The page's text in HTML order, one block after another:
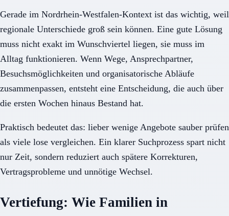
Gerade im Nordrhein-Westfalen-Kontext ist das wichtig, weil
regionale Unterschiede groß sein können. Eine gute Lösung
muss nicht exakt im Wunschviertel liegen, sie muss im
Alltag funktionieren. Wenn Wege, Ansprechpartner,
Besuchsmöglichkeiten und organisatorische Abläufe
zusammenpassen, entsteht eine Entscheidung, die auch über
die ersten Wochen hinaus Bestand hat.
Praktisch bedeutet das: lieber wenige Angebote sauber prüfen
als viele lose vergleichen. Ein klarer Suchprozess spart nicht
nur Zeit, sondern reduziert auch spätere Korrekturen,
Vertragsprobleme und unnötige Wechsel.
Vertiefung: Wie Familien in